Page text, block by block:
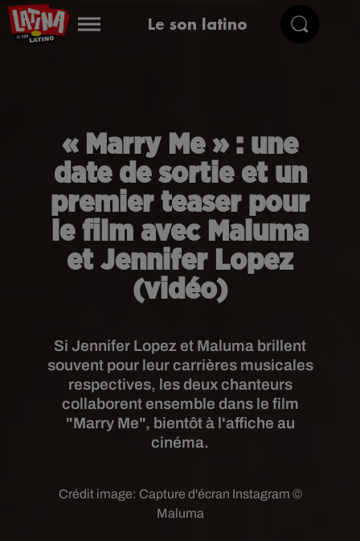
Le son latino
« Marry Me » : une
date de sortie et un
premier teaser pour
le film avec Maluma
et Jennifer Lopez
(vidéo)
Si Jennifer Lopez et Maluma brillent
souvent pour leur carrières musicales
respectives, les deux chanteurs
collaborent ensemble dans le film
"Marry Me", bientôt à l'affiche au
cinéma.
Crédit image: Capture d'écran Instagram ©
Maluma